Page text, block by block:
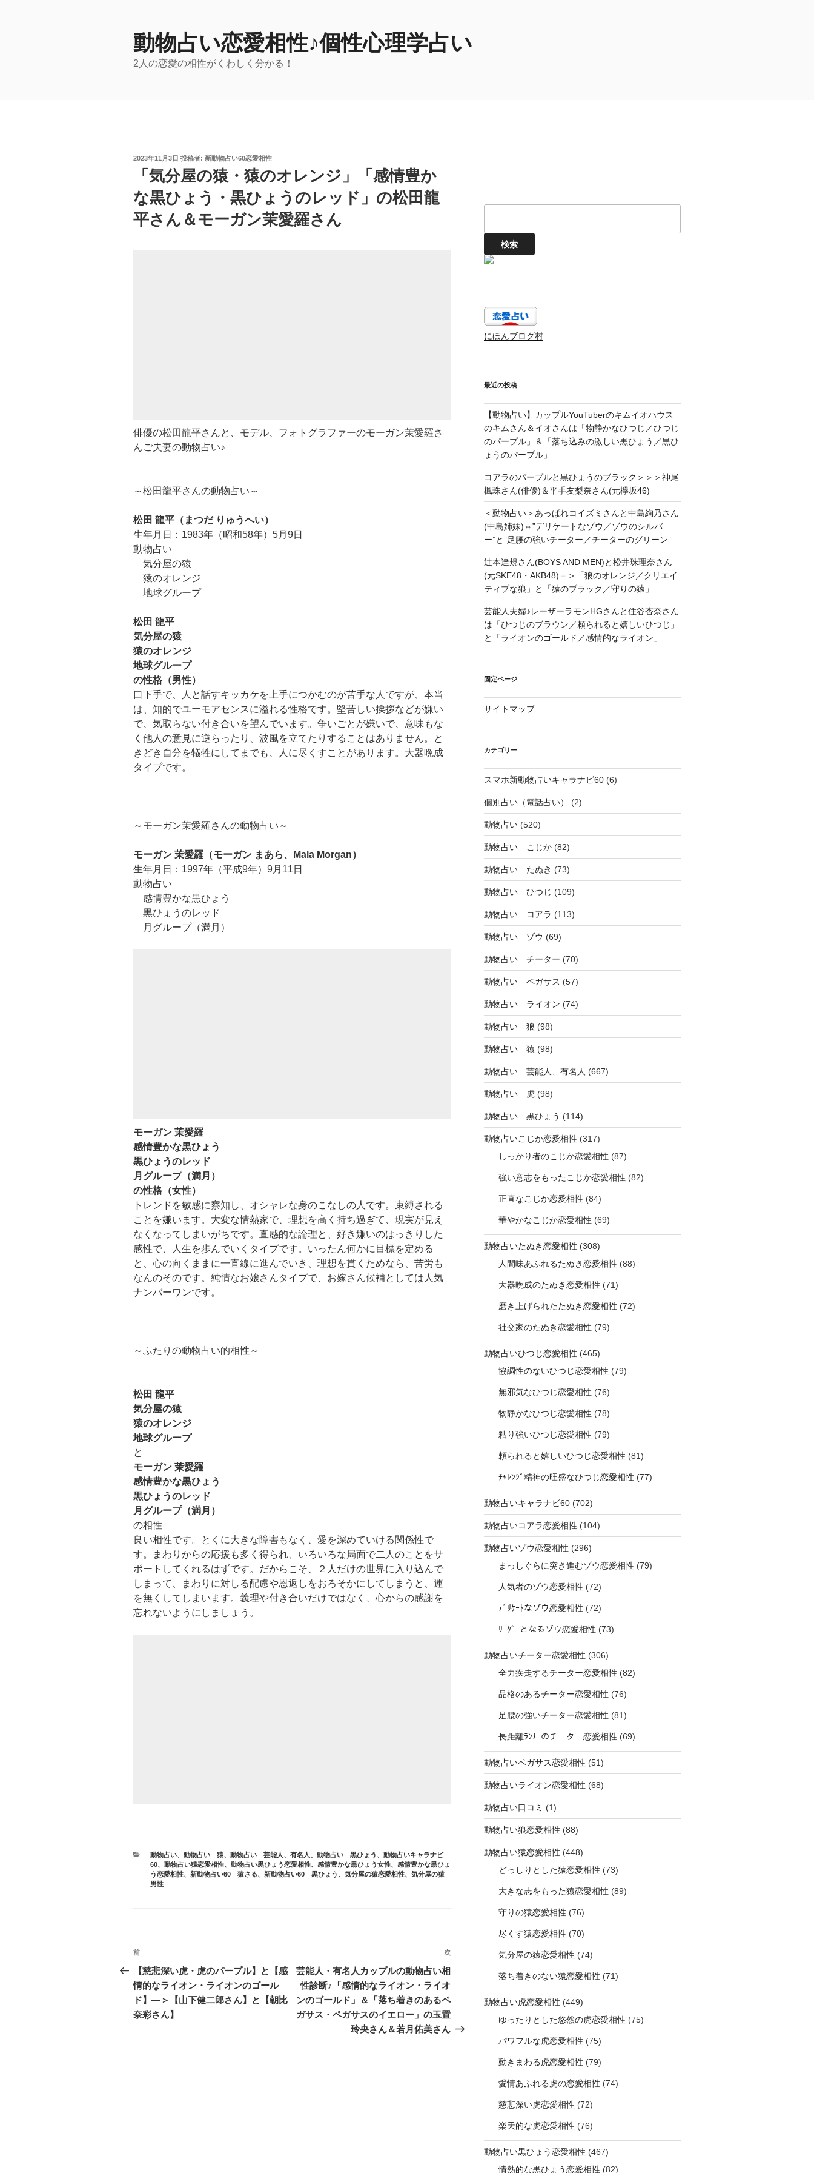
動物占い恋愛相性♪個性心理学占い
2人の恋愛の相性がくわしく分かる！
投
2023年11月3日 投稿者: 新動物占い60恋愛相性
「気分屋の猿・猿のオレンジ」「感情豊か
な黒ひょう・黒ひょうのレッド」の松田龍
平さん＆モーガン茉愛羅さん
俳優の松田龍平さんと、モデル、フォトグラファーのモーガン茉愛羅さ
んご夫妻の動物占い♪
～松田龍平さんの動物占い～
松田 龍平（まつだ りゅうへい）
生年月日：1983年（昭和58年）5月9日
動物占い
気分屋の猿
猿のオレンジ
地球グループ
松田 龍平
気分屋の猿
猿のオレンジ
地球グループ
の性格（男性）
口下手で、人と話すキッカケを上手につかむのが苦手な人ですが、本当
は、知的でユーモアセンスに溢れる性格です。堅苦しい挨拶などが嫌い
で、気取らない付き合いを望んでいます。争いごとが嫌いで、意味もな
く他人の意見に逆らったり、波風を立てたりすることはありません。と
きどき自分を犠牲にしてまでも、人に尽くすことがあります。大器晩成
タイプです。
～モーガン茉愛羅さんの動物占い～
モーガン 茉愛羅（モーガン まあら、Mala Morgan）
生年月日：1997年（平成9年）9月11日
動物占い
感情豊かな黒ひょう
黒ひょうのレッド
月グループ（満月）
モーガン 茉愛羅
感情豊かな黒ひょう
黒ひょうのレッド
月グループ（満月）
の性格（女性）
トレンドを敏感に察知し、オシャレな身のこなしの人です。束縛される
ことを嫌います。大変な情熱家で、理想を高く持ち過ぎて、現実が見え
なくなってしまいがちです。直感的な論理と、好き嫌いのはっきりした
感性で、人生を歩んでいくタイプです。いったん何かに目標を定める
と、心の向くままに一直線に進んでいき、理想を貫くためなら、苦労も
なんのそのです。純情なお嬢さんタイプで、お嫁さん候補としては人気
ナンバーワンです。
～ふたりの動物占い的相性～
松田 龍平
気分屋の猿
猿のオレンジ
地球グループ
と
モーガン 茉愛羅
感情豊かな黒ひょう
黒ひょうのレッド
月グループ（満月）
の相性
良い相性です。とくに大きな障害もなく、愛を深めていける関係性で
す。まわりからの応援も多く得られ、いろいろな局面で二人のことをサ
ポートしてくれるはずです。だからこそ、２人だけの世界に入り込んで
しまって、まわりに対しる配慮や恩返しをおろそかにしてしまうと、運
を無くしてしまいます。義理や付き合いだけではなく、心からの感謝を
忘れないようにしましょう。
カ
テ
ゴ
リ
動物占い、 動物占い 猿、 動物占い 芸能人、有名人 、 動物占い 黒ひょう 、 動物占いキャラナビ
60、 動物占い猿恋愛相性、 動物占い黒ひょう恋愛相性、 感情豊かな黒ひょう女性、 感情豊かな黒ひょ
う恋愛相性、 新動物占い60 猿さる、 新動物占い60 黒ひょう 、 気分屋の猿恋愛相性、 気分屋の猿
男性
投
稿
ナ
ビ
前
の
投
稿
前
【慈悲深い虎・虎のパープル】と【感
情的なライオン・ライオンのゴール
ド】―＞【山下健二郎さん】と【朝比
奈彩さん】
次
の
次
芸能人・有名人カップルの動物占い相
性診断♪「感情的なライオン・ライオ
ンのゴールド」＆「落ち着きのあるペ
ガサス・ペガサスのイエロー」の玉置
玲央さん＆若月佑美さん
にほんブログ村
最近の投稿
【動物占い】カップルYouTuberのキムイオハウス
のキムさん＆イオさんは「物静かなひつじ／ひつじ
のパープル」＆「落ち込みの激しい黒ひょう／黒ひ
ょうのパープル」
コアラのパープルと黒ひょうのブラック＞＞＞神尾
楓珠さん(俳優)＆平手友梨奈さん(元欅坂46)
＜動物占い＞あっぱれコイズミさんと中島絢乃さん
(中島姉妹)⇔”デリケートなゾウ／ゾウのシルバ
ー”と”足腰の強いチーター／チーターのグリーン”
辻本達規さん(BOYS AND MEN)と松井珠理奈さん
(元SKE48・AKB48)＝＞「狼のオレンジ／クリエイ
ティブな狼」と「猿のブラック／守りの猿」
芸能人夫婦♪レーザーラモンHGさんと住谷杏奈さん
は「ひつじのブラウン／頼られると嬉しいひつじ」
と「ライオンのゴールド／感情的なライオン」
固定ページ
サイトマップ
カテゴリー
スマホ新動物占いキャラナビ60(6)
個別占い（電話占い） (2)
動物占い(520)
動物占い こじか(82)
動物占い たぬき (73)
動物占い ひつじ (109)
動物占い コアラ (113)
動物占い ゾウ (69)
動物占い チーター (70)
動物占い ペガサス (57)
動物占い ライオン (74)
動物占い 狼 (98)
動物占い 猿 (98)
動物占い 芸能人、有名人 (667)
動物占い 虎(98)
動物占い 黒ひょう (114)
動物占いこじか恋愛相性 (317)
しっかり者のこじか恋愛相性 (87)
強い意志をもったこじか恋愛相性 (82)
正直なこじか恋愛相性 (84)
華やかなこじか恋愛相性 (69)
動物占いたぬき恋愛相性 (308)
人間味あふれるたぬき恋愛相性 (88)
大器晩成のたぬき恋愛相性 (71)
磨き上げられたたぬき恋愛相性 (72)
社交家のたぬき恋愛相性 (79)
動物占いひつじ恋愛相性 (465)
協調性のないひつじ恋愛相性 (79)
無邪気なひつじ恋愛相性 (76)
物静かなひつじ恋愛相性 (78)
粘り強いひつじ恋愛相性 (79)
頼られると嬉しいひつじ恋愛相性 (81)
ﾁｬﾚﾝｼﾞ精神の旺盛なひつじ恋愛相性 (77)
動物占いキャラナビ60(702)
動物占いコアラ恋愛相性 (104)
動物占いゾウ恋愛相性 (296)
まっしぐらに突き進むゾウ恋愛相性 (79)
人気者のゾウ恋愛相性 (72)
ﾃﾞﾘｹｰﾄなゾウ恋愛相性 (72)
ﾘｰﾀﾞｰとなるゾウ恋愛相性 (73)
動物占いチーター恋愛相性 (306)
全力疾走するチーター恋愛相性 (82)
品格のあるチーター恋愛相性 (76)
足腰の強いチーター恋愛相性 (81)
長距離ﾗﾝﾅｰのチーター恋愛相性 (69)
動物占いペガサス恋愛相性 (51)
動物占いライオン恋愛相性 (68)
動物占い口コミ (1)
動物占い狼恋愛相性 (88)
動物占い猿恋愛相性 (448)
どっしりとした猿恋愛相性 (73)
大きな志をもった猿恋愛相性 (89)
守りの猿恋愛相性 (76)
尽くす猿恋愛相性 (70)
気分屋の猿恋愛相性 (74)
落ち着きのない猿恋愛相性 (71)
動物占い虎恋愛相性 (449)
ゆったりとした悠然の虎恋愛相性 (75)
パワフルな虎恋愛相性 (75)
動きまわる虎恋愛相性 (79)
愛情あふれる虎の恋愛相性 (74)
慈悲深い虎恋愛相性 (72)
楽天的な虎恋愛相性 (76)
動物占い黒ひょう恋愛相性 (467)
情熱的な黒ひょう恋愛相性 (82)